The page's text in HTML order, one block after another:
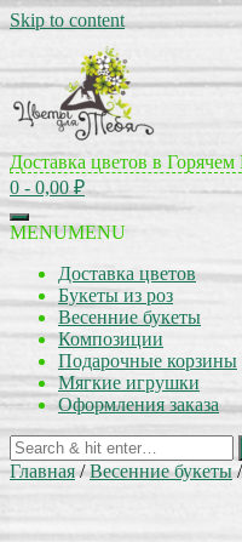
Skip to content
Доставка цветов в
0 - 0,00 ₽
MENUMENU
Доставка цветов
Букеты из роз
Весенние букеты
Композиции
Подарочные корзины
Мягкие игрушки
Оформления заказа
Главная/Весенние букеты/